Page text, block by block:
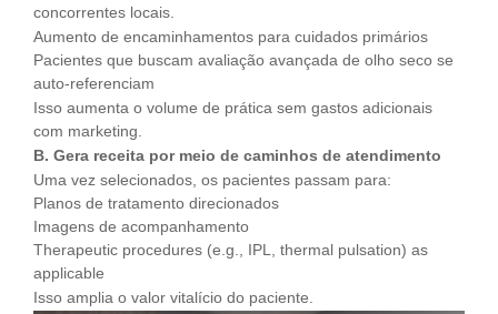
concorrentes locais.
Aumento de encaminhamentos para cuidados primários
Pacientes que buscam avaliação avançada de olho seco se
auto-referenciam
Isso aumenta o volume de prática sem gastos adicionais
com marketing.
B. Gera receita por meio de caminhos de atendimento
Uma vez selecionados, os pacientes passam para:
Planos de tratamento direcionados
Imagens de acompanhamento
Therapeutic procedures (e.g., IPL, thermal pulsation) as
applicable
Isso amplia o valor vitalício do paciente.